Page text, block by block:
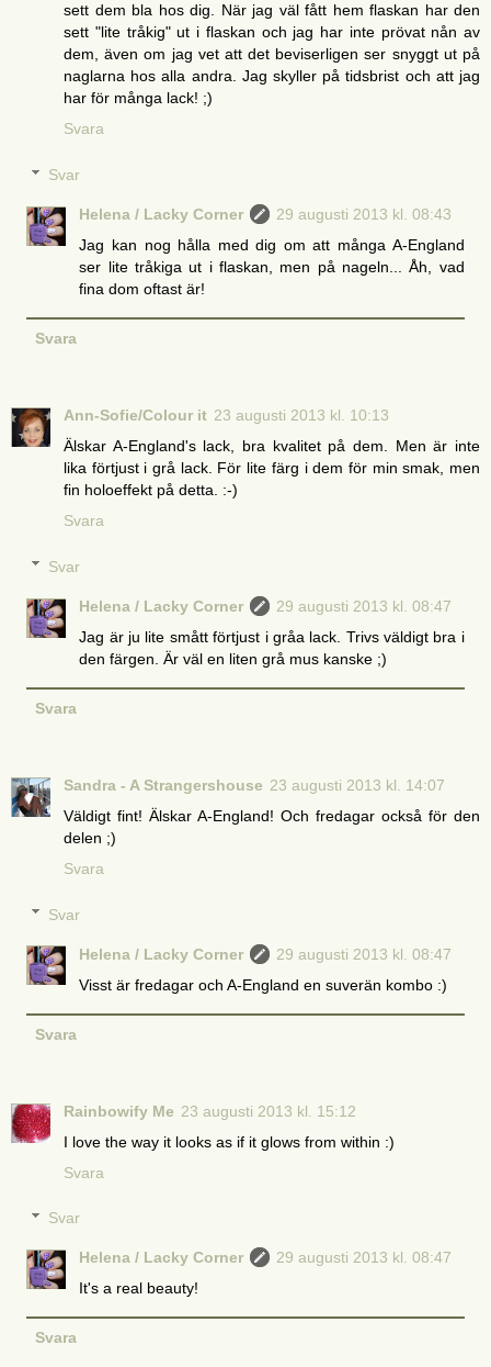
sett dem bla hos dig. När jag väl fått hem flaskan har den
sett "lite tråkig" ut i flaskan och jag har inte prövat nån av
dem, även om jag vet att det beviserligen ser snyggt ut på
naglarna hos alla andra. Jag skyller på tidsbrist och att jag
har för många lack! ;)
Svara
Svar
Helena / Lacky Corner
29 augusti 2013 kl. 08:43
Jag kan nog hålla med dig om att många A-England
ser lite tråkiga ut i flaskan, men på nageln... Åh, vad
fina dom oftast är!
Svara
Ann-Sofie/Colour it 23 augusti 2013 kl. 10:13
Älskar A-England's lack, bra kvalitet på dem. Men är inte
lika förtjust i grå lack. För lite färg i dem för min smak, men
fin holoeffekt på detta. :-)
Svara
Svar
Helena / Lacky Corner
29 augusti 2013 kl. 08:47
Jag är ju lite smått förtjust i gråa lack. Trivs väldigt bra i
den färgen. Är väl en liten grå mus kanske ;)
Svara
Sandra - A Strangershouse 23 augusti 2013 kl. 14:07
Väldigt fint! Älskar A-England! Och fredagar också för den
delen ;)
Svara
Svar
Helena / Lacky Corner
29 augusti 2013 kl. 08:47
Visst är fredagar och A-England en suverän kombo :)
Svara
Rainbowify Me 23 augusti 2013 kl. 15:12
I love the way it looks as if it glows from within :)
Svara
Svar
Helena / Lacky Corner
29 augusti 2013 kl. 08:47
It's a real beauty!
Svara